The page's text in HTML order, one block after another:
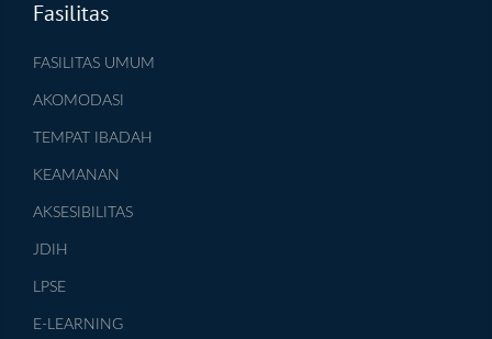
Fasilitas
FASILITAS UMUM
AKOMODASI
TEMPAT IBADAH
KEAMANAN
AKSESIBILITAS
JDIH
LPSE
E-LEARNING